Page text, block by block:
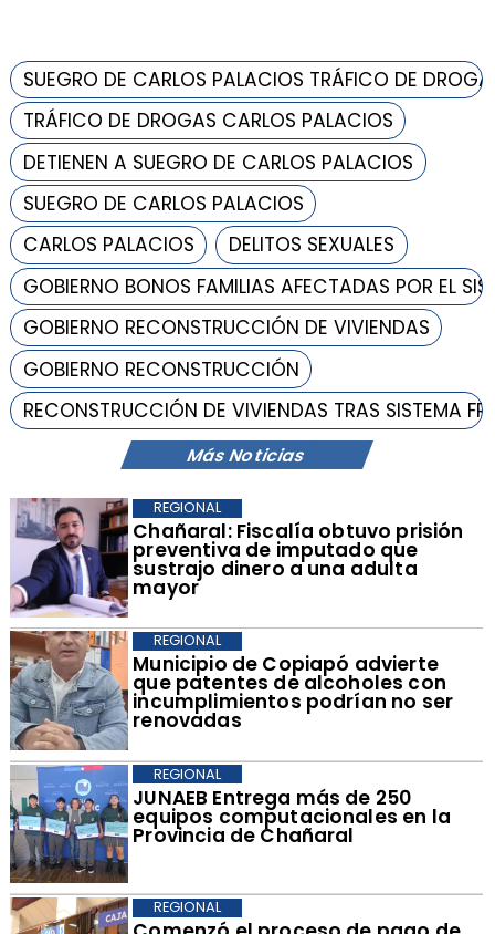
Más Noticias
Chañaral: Fiscalía obtuvo prisión
preventiva de imputado que
sustrajo dinero a una adulta
mayor
REGIONAL
Municipio de Copiapó advierte
que patentes de alcoholes con
incumplimientos podrían no ser
renovadas
REGIONAL
​JUNAEB Entrega más de 250
equipos computacionales en la
Provincia de Chañaral
REGIONAL
REGIONAL
SUEGRO DE CARLOS PALACIOS TRÁFICO DE DROGA
TRÁFICO DE DROGAS CARLOS PALACIOS
DETIENEN A SUEGRO DE CARLOS PALACIOS
SUEGRO DE CARLOS PALACIOS
CARLOS PALACIOS
DELITOS SEXUALES
GOBIERNO BONOS FAMILIAS AFECTADAS POR EL
GOBIERNO RECONSTRUCCIÓN DE VIVIENDAS
GOBIERNO RECONSTRUCCIÓN
RECONSTRUCCIÓN DE VIVIENDAS TRAS SISTEMA